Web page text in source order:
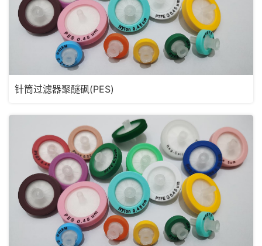
针筒过滤器聚醚砜(PES)